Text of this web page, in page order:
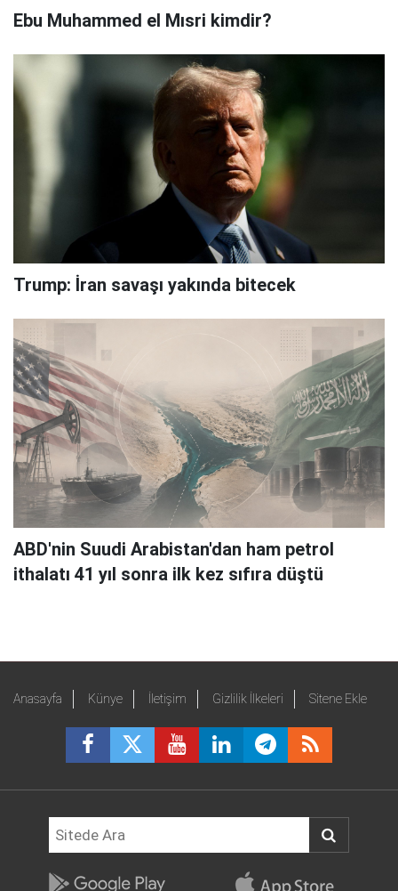
Ebu Muhammed el Mısri kimdir?
Trump: İran savaşı yakında bitecek
ABD'nin Suudi Arabistan'dan ham petrol
ithalatı 41 yıl sonra ilk kez sıfıra düştü
Anasayfa Künye İletişim Gizlilik İlkeleri Sitene Ekle